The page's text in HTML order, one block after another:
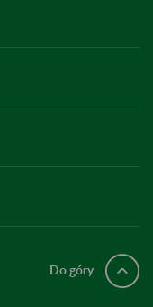
Do góry